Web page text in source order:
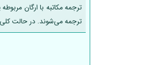
ترجمه مکاتبه با ارگان
ترجمه می‌شوند. در حالت